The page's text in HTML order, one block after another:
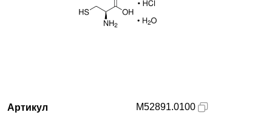
Партнеры
Артикул M52891.0100